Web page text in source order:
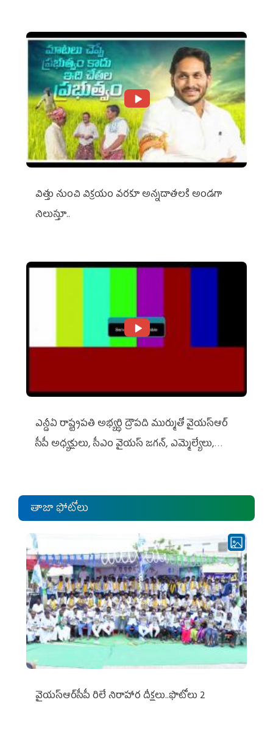
విత్తు నుంచి విక్రయం వరకూ అన్నదాతలకి అండగా
నిలుస్తూ..
ఎన్డీఏ రాష్ట్ర‌ప‌తి అభ్య‌ర్థి ద్రౌప‌ది ముర్ముతో వైయ‌స్ఆర్
సీపీ అధ్య‌క్షులు, సీఎం వైయ‌స్ జ‌గ‌న్, ఎమ్మెల్యేలు,
తాజా ఫోటోలు
వైయ‌స్ఆర్‌సీపీ రిలే నిరాహార దీక్షలు..ఫొటోలు 2